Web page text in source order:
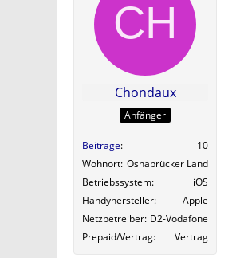
Chondaux
Anfänger
Beiträge
10
Wohnort Osnabrücker Land
Betriebssystem
iOS
Handyhersteller
Apple
Netzbetreiber D2-Vodafone
Prepaid/Vertrag
Vertrag